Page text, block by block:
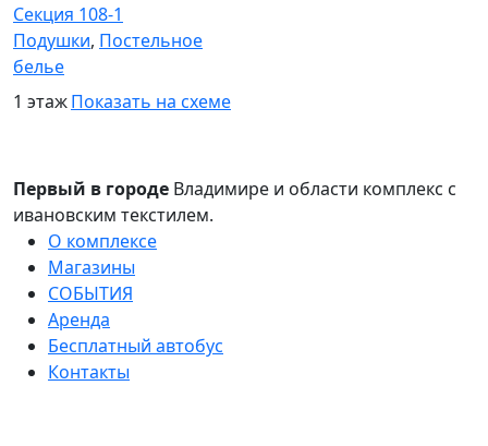
Секция 108-1
Подушки, Постельное
белье
1 этажПоказать на схеме
Первый в городе Владимире и области комплекс с
ивановским текстилем.
О комплексе
Магазины
СОБЫТИЯ
Аренда
Бесплатный автобус
Контакты